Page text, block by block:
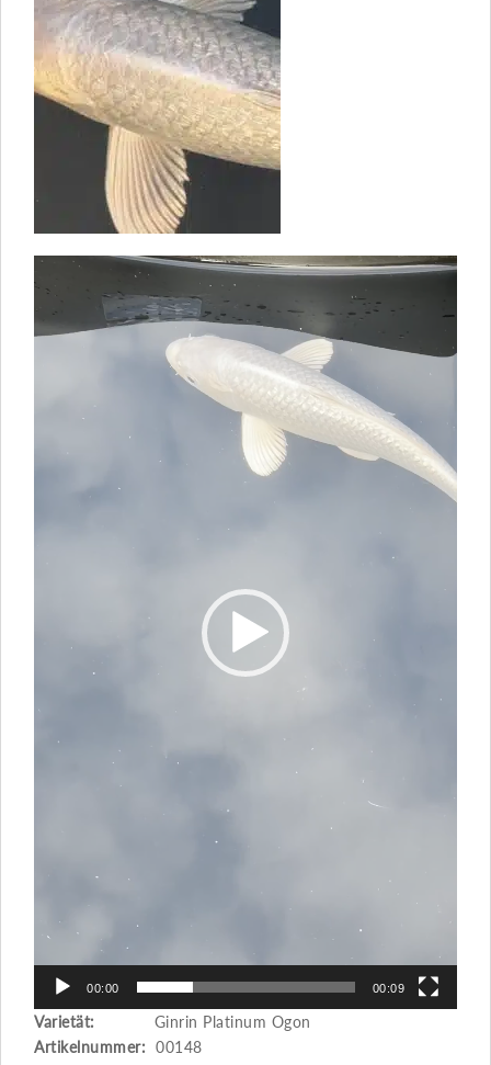
Video-
Player
00:00 00:09
Varietät: Ginrin Platinum Ogon
Artikelnummer: 00148